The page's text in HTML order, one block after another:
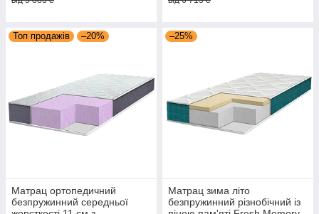
Топ продажів –20%
Матрац ортопедичний
безпружинний середньої
–25%
Матрац зима літо
безпружинний різнобічний із